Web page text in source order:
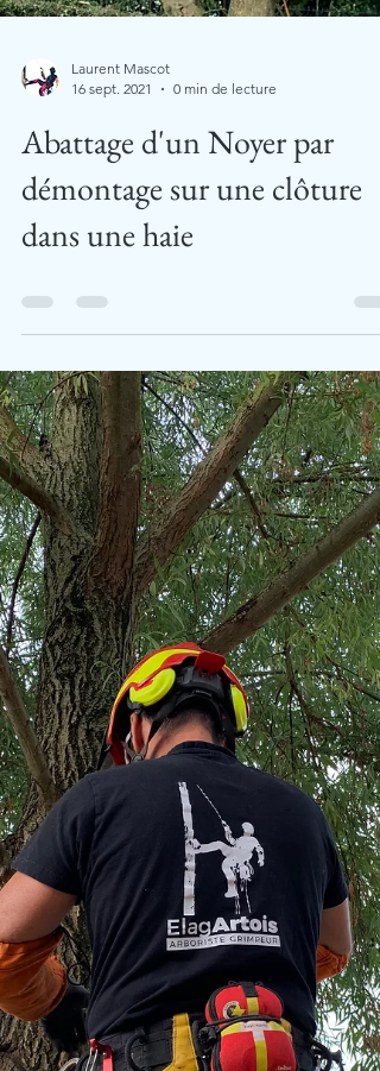
Laurent Mascot
16 sept. 2021
0 min de lecture
Abattage d'un Noyer par
démontage sur une clôture
dans une haie